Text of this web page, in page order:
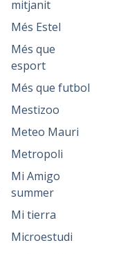
mitjanit
Més Estel
Més que
esport
Més que futbol
Mestizoo
Meteo Mauri
Metropoli
Mi Amigo
summer
Mi tierra
Microestudi